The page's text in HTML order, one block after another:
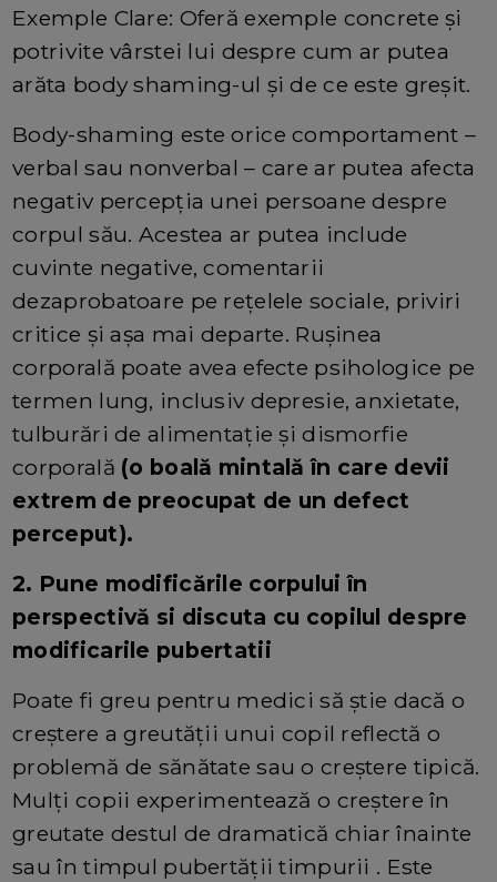
Exemple Clare: Oferă exemple concrete și
potrivite vârstei lui despre cum ar putea
arăta body shaming-ul și de ce este greșit.
Body-shaming este orice comportament – ​​
verbal sau nonverbal – care ar putea afecta
negativ percepția unei persoane despre
corpul său. Acestea ar putea include
cuvinte negative, comentarii
dezaprobatoare pe rețelele sociale, priviri
critice și așa mai departe. Rușinea
corporală poate avea efecte psihologice pe
termen lung, inclusiv depresie, anxietate,
tulburări de alimentație și dismorfie
corporală (o boală mintală în care devii
extrem de preocupat de un defect
perceput).
2. Pune modificările corpului în
perspectivă si discuta cu copilul despre
modificarile pubertatii
Poate fi greu pentru medici să știe dacă o
creștere a greutății unui copil reflectă o
problemă de sănătate sau o creștere tipică.
Mulți copii experimentează o creștere în
greutate destul de dramatică chiar înainte
sau în timpul pubertății timpurii . Este